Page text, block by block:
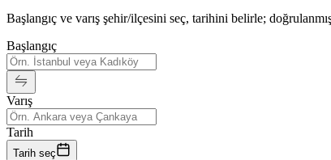
Başlangıç ve varış şehir/ilçesini seç, tarihini belirle;
Başlangıç
Varış
Tarih
Tarih seç